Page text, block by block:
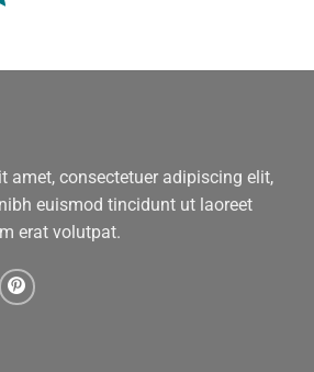
amet, consectetuer adipiscing elit,
euismod tincidunt ut laoreet
erat volutpat.